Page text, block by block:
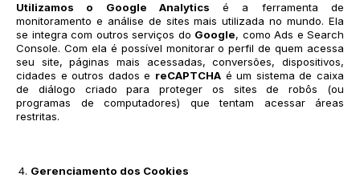
Utilizamos o Google Analytics é a ferramenta de
monitoramento e análise de sites mais utilizada no mundo. Ela
se integra com outros serviços do Google, como Ads e Search
Console. Com ela é possível monitorar o perfil de quem acessa
seu site, páginas mais acessadas, conversões, dispositivos,
cidades e outros dados e reCAPTCHA é um sistema de caixa
de diálogo criado para proteger os sites de robôs (ou
programas de computadores) que tentam acessar áreas
restritas.
Gerenciamento dos Cookies